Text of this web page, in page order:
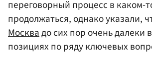
переговорный процесс в каком-
продолжаться, однако указали,
Москвадо сих пор очень далеки
позициях по ряду ключевых